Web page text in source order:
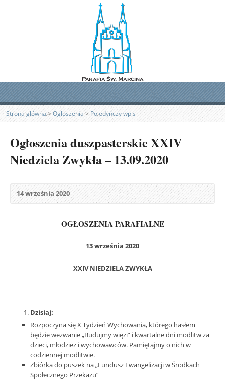
Strona główna> Ogłoszenia>Pojedyńczy wpis
Ogłoszenia duszpasterskie XXIV
Niedziela Zwykła – 13.09.2020
14 września 2020
OGŁOSZENIA PARAFIALNE
13 września 2020
XXIV NIEDZIELA ZWYKŁA
Dzisiaj:
Rozpoczyna się X Tydzień Wychowania, którego hasłem
będzie wezwanie „Budujmy więzi” i kwartalne dni modlitw za
dzieci, młodzież i wychowawców. Pamiętajmy o nich w
codziennej modlitwie.
Zbiórka do puszek na „Fundusz Ewangelizacji w Środkach
Społecznego Przekazu”